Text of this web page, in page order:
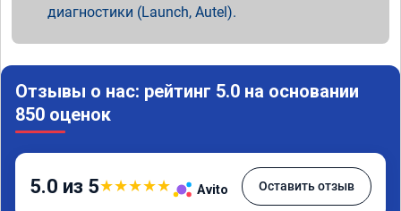
диагностики (Launch, Autel).
Отзывы о нас: рейтинг 5.0 на основании
850 оценок
5.0 из 5★★★★★ Avito Оставить отзыв